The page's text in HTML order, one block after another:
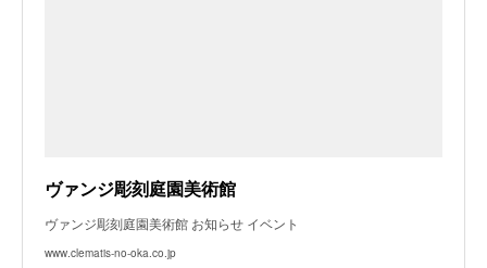
ヴァンジ彫刻庭園美術館
ヴァンジ彫刻庭園美術館 お知らせ イベント
www.clematis-no-oka.co.jp